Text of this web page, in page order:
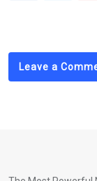
Leave a